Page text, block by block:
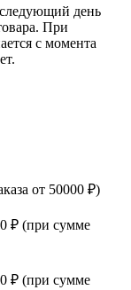
день
При
с момента
от 50000 ₽)
₽ (при сумме
₽ (при сумме